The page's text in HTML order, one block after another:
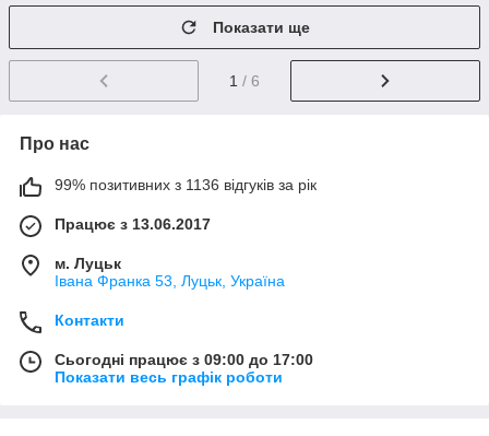
Показати ще
1 / 6
Про нас
99% позитивних з 1136 відгуків за рік
Працює з 13.06.2017
м. Луцьк
Івана Франка 53, Луцьк, Україна
Контакти
Сьогодні працює з 09:00 до 17:00
Показати весь графік роботи